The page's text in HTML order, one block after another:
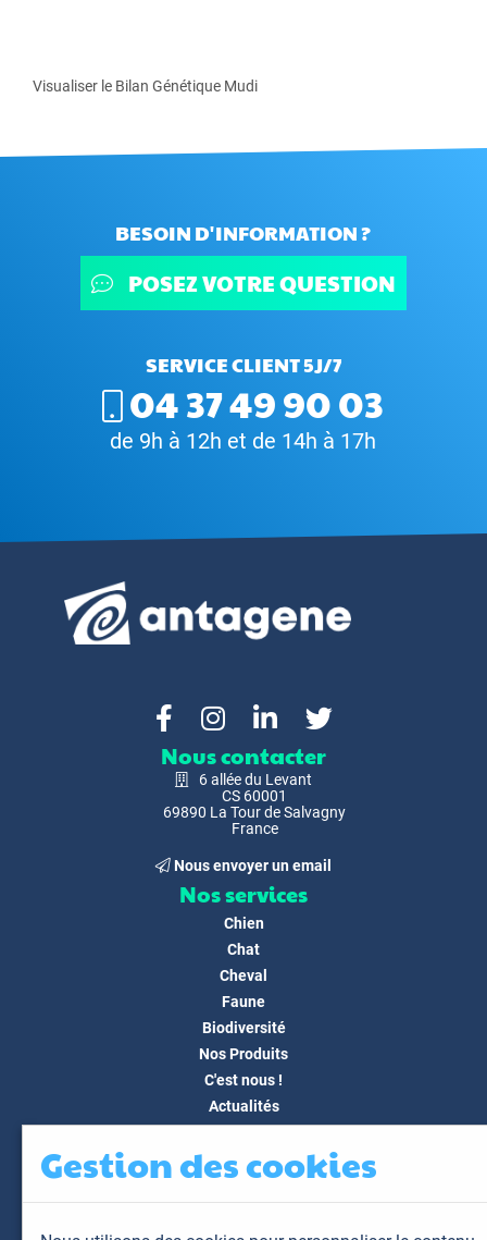
Visualiser le Bilan Génétique Mudi
BESOIN D'INFORMATION ?
POSEZ VOTRE QUESTION
SERVICE CLIENT 5J/7
04 37 49 90 03
de 9h à 12h et de 14h à 17h
Nous contacter
6 allée du Levant
CS 60001
69890 La Tour de Salvagny
France
Nous envoyer un email
Nos services
Chien
Chat
Cheval
Faune
Biodiversité
Nos Produits
C'est nous !
Actualités
FAQ
Gestion des cookies